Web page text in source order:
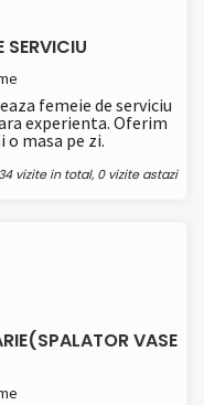
SERVICIU
femeie de serviciu
experienta. Oferim
masa pe zi.
vizite in total, 0 vizite astazi
VASE